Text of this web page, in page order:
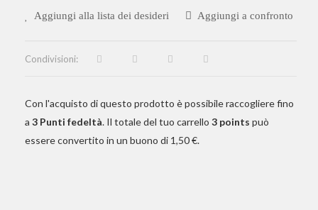
Aggiungi alla lista dei desideri Aggiungi a confronto
Condivisioni:
Con l'acquisto di questo prodotto è possibile raccogliere fino
a 3 Punti fedeltà. Il totale del tuo carrello 3 points può
essere convertito in un buono di 1,50 €.